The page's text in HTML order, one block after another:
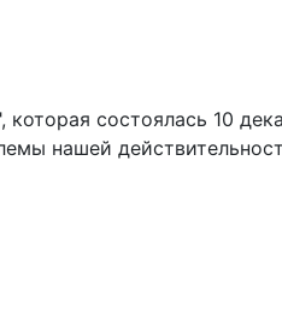
состоялась 10
нашей